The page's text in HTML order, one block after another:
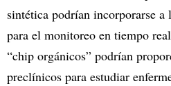
sintética podrían incorporarse
para el monitoreo en tiempo
“chip orgánicos” podrían
preclínicos para estudiar